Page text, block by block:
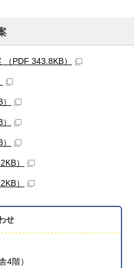
PDF 343.8KB）
）
）
せ
4階）